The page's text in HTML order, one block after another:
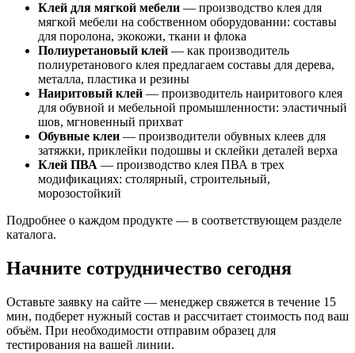
Клей для мягкой мебели — производство клея для
мягкой мебели на собственном оборудовании: составы
для поролона, экокожи, ткани и флока
Полиуретановый клей — как производитель
полиуретанового клея предлагаем составы для дерева,
металла, пластика и резины
Наиритовый клей — производитель наиритового клея
для обувной и мебельной промышленности: эластичный
шов, мгновенный прихват
Обувные клеи — производители обувных клеев для
затяжки, приклейки подошвы и склейки деталей верха
Клей ПВА — производство клея ПВА в трех
модификациях: столярный, строительный,
морозостойкий
Подробнее о каждом продукте — в соответствующем разделе
каталога.
Начните сотрудничество сегодня
Оставьте заявку на сайте — менеджер свяжется в течение 15
мин, подберет нужный состав и рассчитает стоимость под ваш
объём. При необходимости отправим образец для
тестирования на вашей линии.